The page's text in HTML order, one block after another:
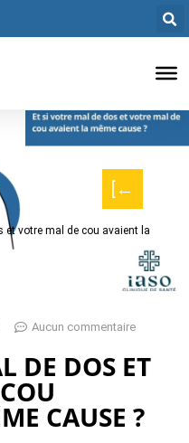
[←
et votre mal de cou avaient la
Aucun commentaire
DE DOS ET
CAUSE ?